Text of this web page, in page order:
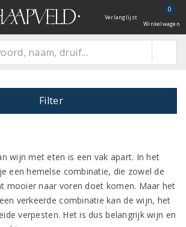
Verlanglijst
0
Winkelwagen
Filter
wijn met eten is een vak apart. In het
een hemelse combinatie, die zowel de
mooier naar voren doet komen. Maar het
verkeerde combinatie kan de wijn, het
verpesten. Het is dus belangrijk wijn en